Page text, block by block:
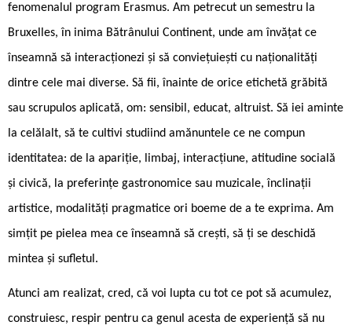
fenomenalul program Erasmus. Am petrecut un semestru la
Bruxelles, în inima Bătrânului Continent, unde am învățat ce
înseamnă să interacționezi și să conviețuiești cu naționalități
dintre cele mai diverse. Să fii, înainte de orice etichetă grăbită
sau scrupulos aplicată, om: sensibil, educat, altruist. Să iei aminte
la celălalt, să te cultivi studiind amănuntele ce ne compun
identitatea: de la apariție, limbaj, interacțiune, atitudine socială
și civică, la preferințe gastronomice sau muzicale, înclinații
artistice, modalități pragmatice ori boeme de a te exprima. Am
simțit pe pielea mea ce înseamnă să crești, să ți se deschidă
mintea și sufletul.
Atunci am realizat, cred, că voi lupta cu tot ce pot să acumulez,
construiesc, respir pentru ca genul acesta de experiență să nu